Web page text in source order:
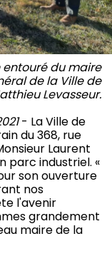
entouré du maire
de la Ville de
Levasseur.
- La Ville de
du 368, rue
Laurent
parc industriel. «
son ouverture
nos
l'avenir
grandement
maire de la